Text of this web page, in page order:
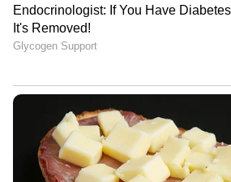
(സിറ്റി) രവിശങ്കർ പ്രസാദ്
മൈൻപുരി റോഡിന് സമീപം
ശ്രമിക്കുന്നതിനിടെയാണ്
പ്രതി പൊലീസിന് നേരെ
വെടിയുതിർക്കുകയായിരുന്നു.
പൊലീസ്
പ്രതിയുടെ കാലിന്